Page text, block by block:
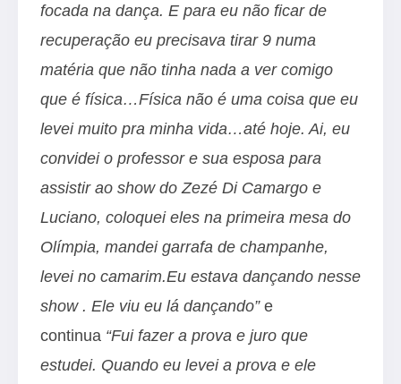
focada na dança. E para eu não ficar de
recuperação eu precisava tirar 9 numa
matéria que não tinha nada a ver comigo
que é física…Física não é uma coisa que eu
levei muito pra minha vida…até hoje. Ai, eu
convidei o professor e sua esposa para
assistir ao show do Zezé Di Camargo e
Luciano, coloquei eles na primeira mesa do
Olímpia, mandei garrafa de champanhe,
levei no camarim.Eu estava dançando nesse
show . Ele viu eu lá dançando”e
continua “Fui fazer a prova e juro que
estudei. Quando eu levei a prova e ele